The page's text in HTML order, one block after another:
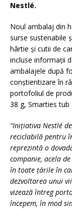
Nestlé.
Noul ambalaj din
surse sustenabile
hârtie și cutii de
incluse informații
ambalajele după
conștientizare în
portofoliul de
38 g, Smarties tub
“Inițiativa Nestlé
reciclabilă pentru
reprezintă o
companie, acela
în toate țările în
dezvoltarea unui
vizează întreg
începem, în mod